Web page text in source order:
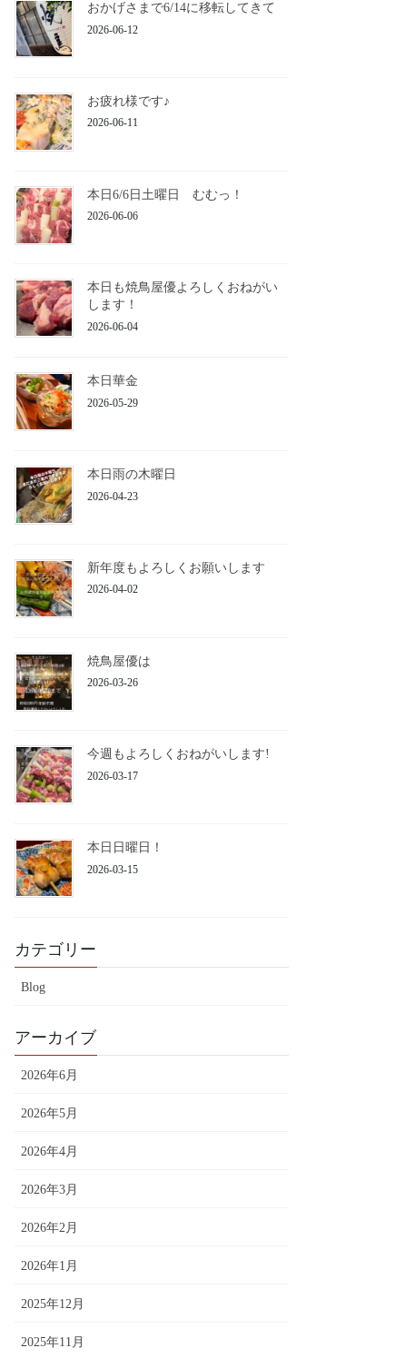
おかげさまで6/14に移転してきて
2026-06-12
お疲れ様です♪
2026-06-11
本日6/6日土曜日 むむっ！
2026-06-06
本日も焼鳥屋優よろしくおねがい
します！
2026-06-04
本日華金
2026-05-29
本日雨の木曜日
2026-04-23
新年度もよろしくお願いします
2026-04-02
焼鳥屋優は
2026-03-26
今週もよろしくおねがいします!
2026-03-17
本日日曜日！
2026-03-15
カテゴリー
Blog
アーカイブ
2026年6月
2026年5月
2026年4月
2026年3月
2026年2月
2026年1月
2025年12月
2025年11月